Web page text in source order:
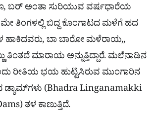
ಬರ್​ ಅಂತಾ ಸುರಿಯುವ ವರ್ಷಧಾರೆಯ
ಮೇ ತಿಂಗಳಲ್ಲಿ ಬಿದ್ದ ಕೊಂಗಾಟದ ಮಳೆಗೆ ಹದ
ಹಾಕಿದವರು, ಬಾ ಬಾರೋ ಮಳೆರಾಯ,,
ತಿಂತದೆ ಮಾರಾಯ ಅನ್ನುತ್ತಿದ್ದಾರೆ. ಮಲೆನಾಡಿನ
ರೀತಿಯ ಭಯ ಹುಟ್ಟಿಸಿರುವ ಮುಂಗಾರಿನ
ಡ್ಯಾಮ್​ಗಳು (Bhadra Linganamakki
ತಳ ಕಾಣುತ್ತಿದೆ.